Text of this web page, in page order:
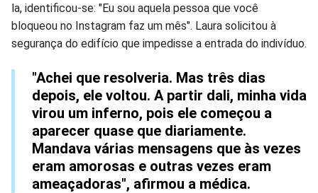
la, identificou-se: "Eu sou aquela pessoa que você
bloqueou no Instagram faz um mês". Laura solicitou à
segurança do edifício que impedisse a entrada do indivíduo.
"Achei que resolveria. Mas três dias
depois, ele voltou. A partir dali, minha vida
virou um inferno, pois ele começou a
aparecer quase que diariamente.
Mandava várias mensagens que às vezes
eram amorosas e outras vezes eram
ameaçadoras", afirmou a médica.